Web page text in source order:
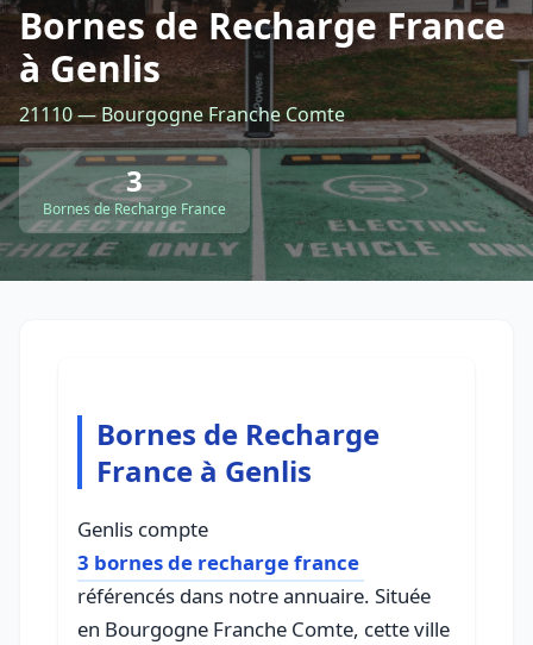
Retour à la liste des métiers
CGU-Confidentialité- Service proposé parViteUnDevis.com-Vous
Bornes de Recharge France
à Genlis
21110 — Bourgogne Franche Comte
3
Bornes de Recharge France
Bornes de Recharge
France à Genlis
Genlis compte
3 bornes de recharge france
référencés dans notre annuaire. Située
en Bourgogne Franche Comte, cette ville